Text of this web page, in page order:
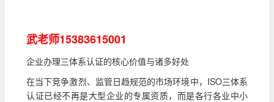
武老师15383615001
企业办理三体系认证的核心价值与诸多好处
在当下竞争激烈、监管日趋规范的市场环境中，ISO三体系
认证已经不再是大型企业的专属资质，而是各行各业中小